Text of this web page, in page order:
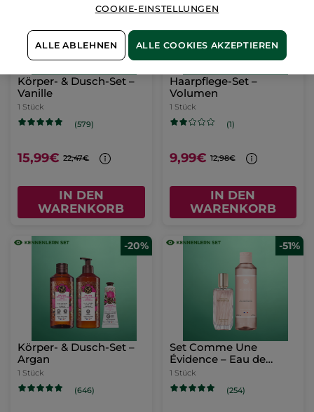
Körper- & Dusch-Set –
Vanille
1 Stück
(579)
15,99€ 22,47€
IN DEN
WARENKORB
Haarpflege-Set –
Volumen
1 Stück
(1)
9,99€ 12,98€
IN DEN
WARENKORB
-20%
Körper- & Dusch-Set –
Argan
1 Stück
(646)
-51%
Set Comme Une
Évidence – Eau de
Parfum & Duschgel
1 Stück
(254)
COOKIE-EINSTELLUNGEN
ALLE ABLEHNEN ALLE COOKIES AKZEPTIEREN